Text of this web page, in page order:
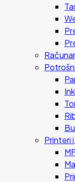
Printeri